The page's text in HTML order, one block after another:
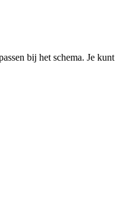
bij het schema. Je kunt